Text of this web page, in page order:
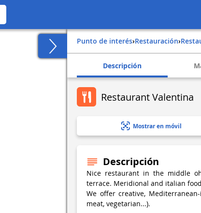
Punto de interés› Restauración›
Descripción
Restaurant Valentina
Mostrar en móvil
Descripción
Nice restaurant in the middle
terrace. Meridional and italian
We offer creative,
meat, vegetarian...).